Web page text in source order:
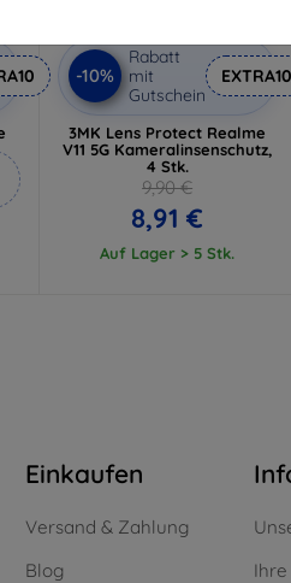
-10%
Rabatt
mit
Gutschein
EXTRA10
3MK Lens Protect Realme
V11 5G Kameralinsenschutz,
4 Stk.
9,90 €
8,91 €
Auf Lager > 5 Stk.
Einkaufen
Versand & Zahlung
Blog
Ihre